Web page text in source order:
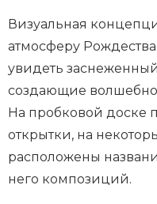
Визуальная
атмосферу
увидеть
создающие
На пробковой доске
открытки, на
расположены
него композиций.